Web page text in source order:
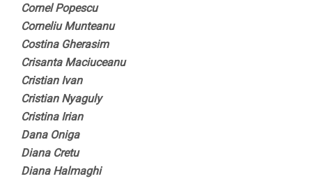
Cornel Popescu
Corneliu Munteanu
Costina Gherasim
Crisanta Maciuceanu
Cristian Ivan
Cristian Nyaguly
Cristina Irian
Dana Oniga
Diana Cretu
Diana Halmaghi